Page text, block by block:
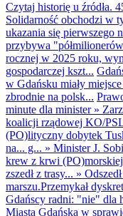
Czytaj historię u źródła.
Solidarność obchodzi w
ukazania się pierwszego
przybywa
rocznej w 2025 roku,
gospodarczej kszt...
w Gdańsku miały
zbrodnie na polsk...
minute dla minister»
koalicji rządowej KO/
(PO)lityczny dobytek
na... g... » Minister J.
krew z krwi
zszedł z trasy... »
marszu.Przemykał
Gdańscy radni: "nie" dla
Miasta Gdańska w